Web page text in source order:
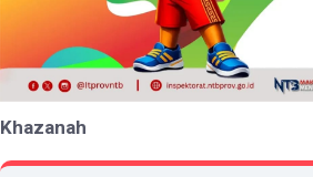
Khazanah